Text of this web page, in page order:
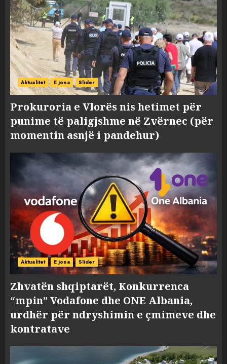
Aktualitet E jona Slider
Prokuroria e Vlorës nis hetimet për
punime të paligjshme në Zvërnec (për
momentin asnjë i pandehur)
Aktualitet E jona Slider
Zhvatën shqiptarët, Konkurrenca
“mpin” Vodafone dhe ONE Albania,
urdhër për ndryshimin e çmimeve dhe
kontratave